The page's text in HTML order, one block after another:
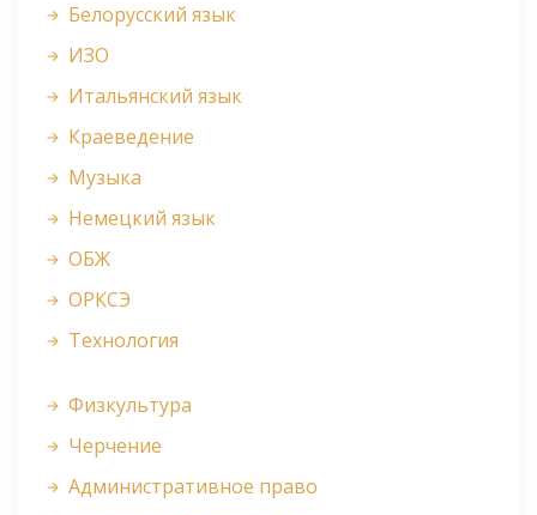
Белорусский язык
ИЗО
Итальянский язык
Краеведение
Музыка
Немецкий язык
ОБЖ
ОРКСЭ
Технология
Физкультура
Черчение
Административное право